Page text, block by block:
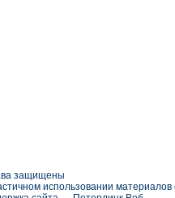
защищены
использовании